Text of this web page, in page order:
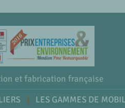
et fabrication française
LES GAMMES DE